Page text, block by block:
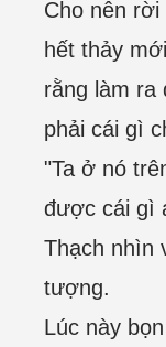
Cho nên
hết thảy
rằng làm ra
phải cái gì
"Ta ở nó
được cái gì
Thạch nhìn
tượng.
Lúc này